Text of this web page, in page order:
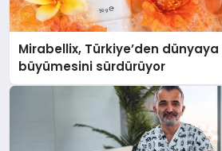
Mirabellix, Türkiye’den
büyümesini sürdürüyor